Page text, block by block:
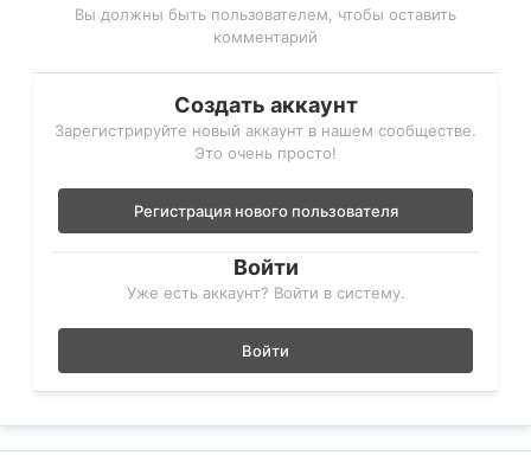
Вы должны быть пользователем, чтобы оставить
комментарий
Создать аккаунт
Зарегистрируйте новый аккаунт в нашем сообществе.
Это очень просто!
Регистрация нового пользователя
Войти
Уже есть аккаунт? Войти в систему.
Войти